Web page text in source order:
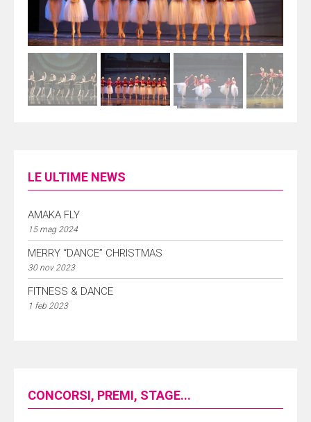
LE ULTIME NEWS
AMAKA FLY
15 mag 2024
MERRY “DANCE” CHRISTMAS
30 nov 2023
FITNESS & DANCE
1 feb 2023
CONCORSI, PREMI, STAGE...